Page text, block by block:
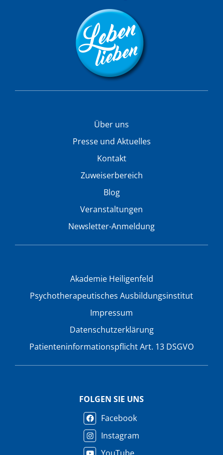
Über uns
Presse und Aktuelles
Kontakt
Zuweiserbereich
Blog
Veranstaltungen
Newsletter-Anmeldung
Akademie Heiligenfeld
Psychotherapeutisches Ausbildungsinstitut
Impressum
Datenschutzerklärung
Patienteninformationspflicht Art. 13 DSGVO
FOLGEN SIE UNS
Facebook
Instagram